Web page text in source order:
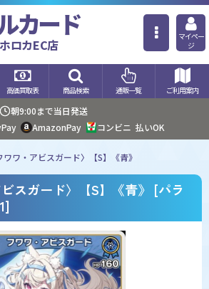
カード
ホロカEC店
マイペー
ジ
高価買取表 商品検索 通販一覧 ご利用案内
朝9:00まで当日発送
AmazonPay コンビニ 払いOK
ワ・アビスガード〉【S】《青》
スガード〉【S】《青》 [パラ
]